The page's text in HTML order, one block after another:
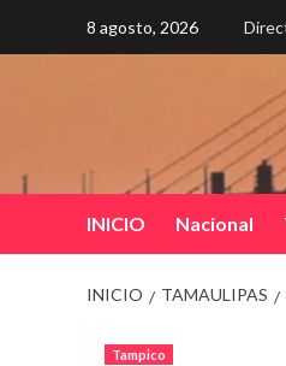
8 agosto, 2026
INICIO Nacional
INICIO TAMAULIPAS
Tampico